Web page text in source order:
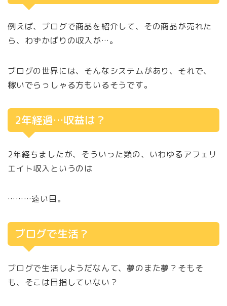
例えば、ブログで商品を紹介して、その商品が売れた
ら、わずかばりの収入が…。
ブログの世界には、そんなシステムがあり、それで、
稼いでらっしゃる方もいるそうです。
2年経過…収益は？
2年経ちましたが、そういった類の、いわゆるアフェリ
エイト収入というのは
………遠い目。
ブログで生活？
ブログで生活しようだなんて、夢のまた夢？そもそ
も、そこは目指していない？